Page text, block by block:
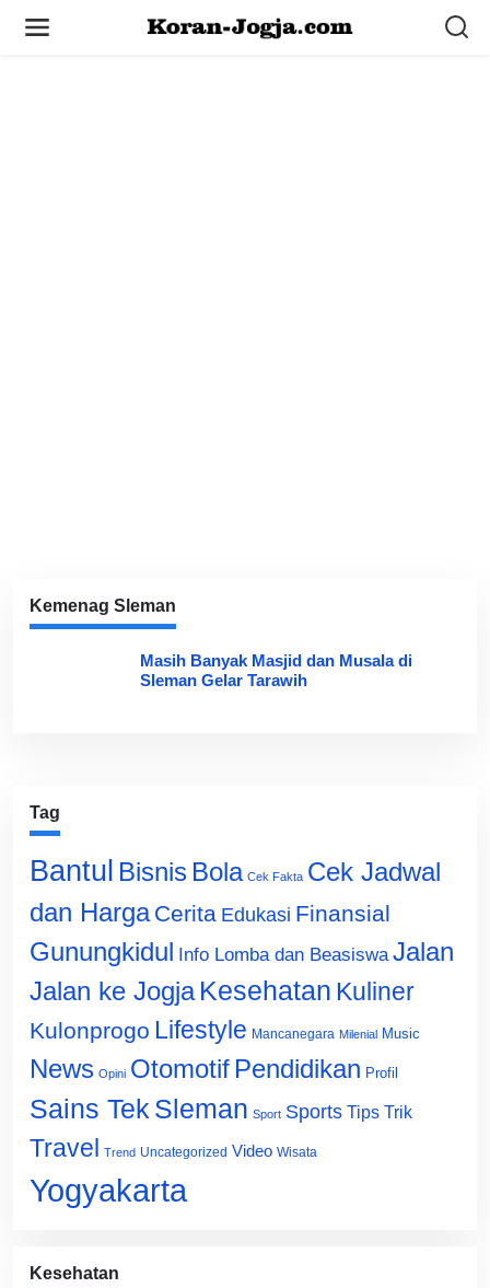
Kemenag Sleman
Masih Banyak Masjid dan Musala di
Sleman Gelar Tarawih
Tag
Bantul Bisnis Bola Cek Fakta Cek Jadwal
dan Harga Cerita Edukasi Finansial
Gunungkidul Info Lomba dan Beasiswa Jalan
Jalan ke Jogja Kesehatan Kuliner
Kulonprogo Lifestyle Mancanegara Milenial Music
News Opini Otomotif Pendidikan Profil
Sains Tek Sleman Sport Sports Tips Trik
Travel Trend Uncategorized Video Wisata
Yogyakarta
Kesehatan